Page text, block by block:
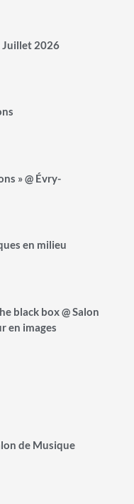
Juillet 2026
» @ Évry-
en milieu
black box @ Salon
en images
de Musique